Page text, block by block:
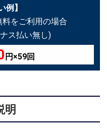
例】
をご利用の場合
ス払い無し)
円×59回
明